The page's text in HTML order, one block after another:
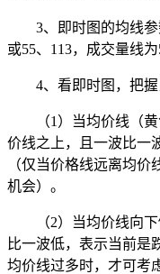
3、即时图的均线
或55、113，成交量线
4、看即时图，把握
（1）当均价线（
价线之上，且一波比一
（仅当价格线远离均
机会）。
（2）当均价线向
比一波低，表示当前是
均价线过多时，才可考